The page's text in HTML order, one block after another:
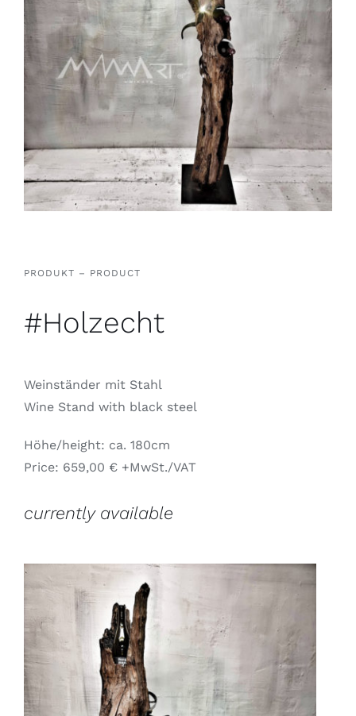
PRODUKT – PRODUCT
#Holzecht
Weinständer mit Stahl
Wine Stand with black steel
Höhe/height: ca. 180cm
Price: 659,00 € +MwSt./VAT
currently available